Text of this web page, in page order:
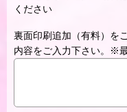
ください
裏面印刷追加（有料）を
内容をご入力下さい。※